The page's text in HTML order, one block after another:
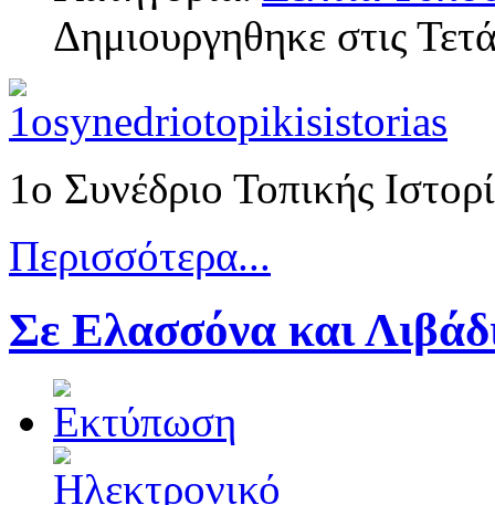
Δημιουργηθηκε στις
1ο Συνέδριο Τοπικής
Περισσότερα...
Σε Ελασσόνα και